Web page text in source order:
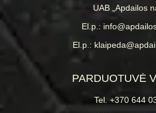
UAB „Apdailos
El.p.:
El.p.:
PARDUOTUVĖ
Tel. +370 644